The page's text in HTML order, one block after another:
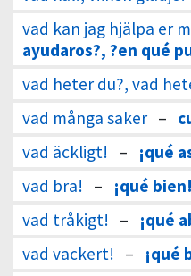
vad kan jag hjälpa er
ayudaros?, ?en qué
vad heter du?, vad
vad många saker –
vad äckligt! –
¡qué
vad bra! –
¡qué
vad tråkigt! –
¡qué
vad vackert! –
¡qué